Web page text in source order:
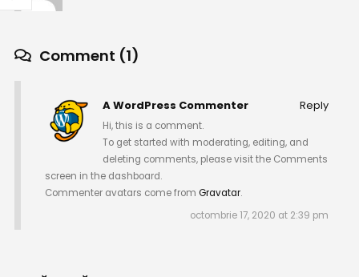
Comment (1)
A WordPress Commenter Reply
Hi, this is a comment.
To get started with moderating, editing, and
deleting comments, please visit the Comments
screen in the dashboard.
Commenter avatars come from Gravatar.
octombrie 17, 2020 at 2:39 pm